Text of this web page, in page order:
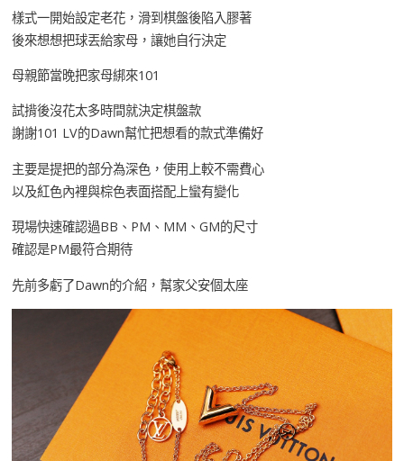
樣式一開始設定老花，滑到棋盤後陷入膠著
後來想想把球丟給家母，讓她自行決定
母親節當晚把家母綁來101
試揹後沒花太多時間就決定棋盤款
謝謝101 LV的Dawn幫忙把想看的款式準備好
主要是提把的部分為深色，使用上較不需費心
以及紅色內裡與棕色表面搭配上蠻有變化
現場快速確認過BB、PM、MM、GM的尺寸
確認是PM最符合期待
先前多虧了Dawn的介紹，幫家父安個太座